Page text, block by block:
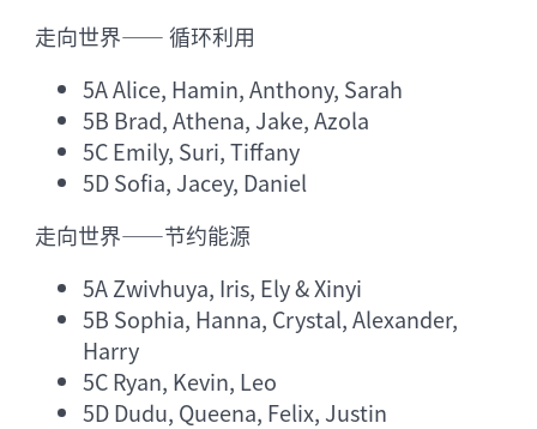
走向世界—— 循环利用
5A Alice, Hamin, Anthony, Sarah
5B Brad, Athena, Jake, Azola
5C Emily, Suri, Tiffany
5D Sofia, Jacey, Daniel
走向世界——节约能源
5A Zwivhuya, Iris, Ely & Xinyi
5B Sophia, Hanna, Crystal, Alexander,
Harry
5C Ryan, Kevin, Leo
5D Dudu, Queena, Felix, Justin